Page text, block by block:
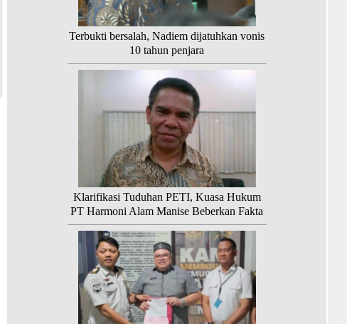
Terbukti bersalah, Nadiem dijatuhkan vonis
10 tahun penjara
Klarifikasi Tuduhan PETI, Kuasa Hukum
PT Harmoni Alam Manise Beberkan Fakta